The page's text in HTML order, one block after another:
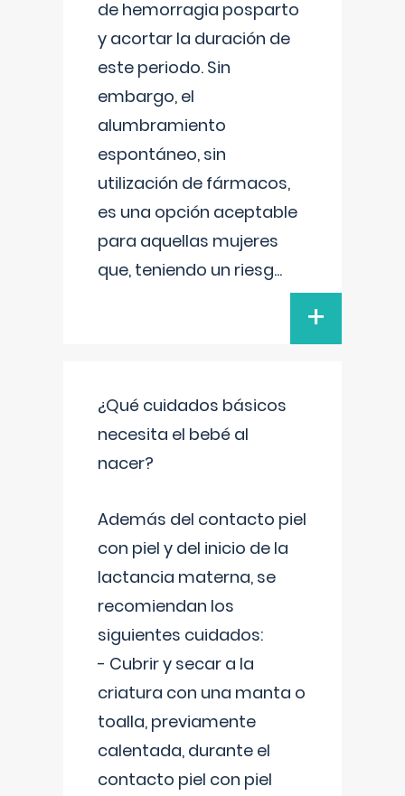
de hemorragia posparto
y acortar la duración de
este periodo. Sin
embargo, el
alumbramiento
espontáneo, sin
utilización de fármacos,
es una opción aceptable
para aquellas mujeres
que, teniendo un riesg...
+
¿Qué cuidados básicos
necesita el bebé al
nacer?
Además del contacto piel
con piel y del inicio de la
lactancia materna, se
recomiendan los
siguientes cuidados:
- Cubrir y secar a la
criatura con una manta o
toalla, previamente
calentada, durante el
contacto piel con piel